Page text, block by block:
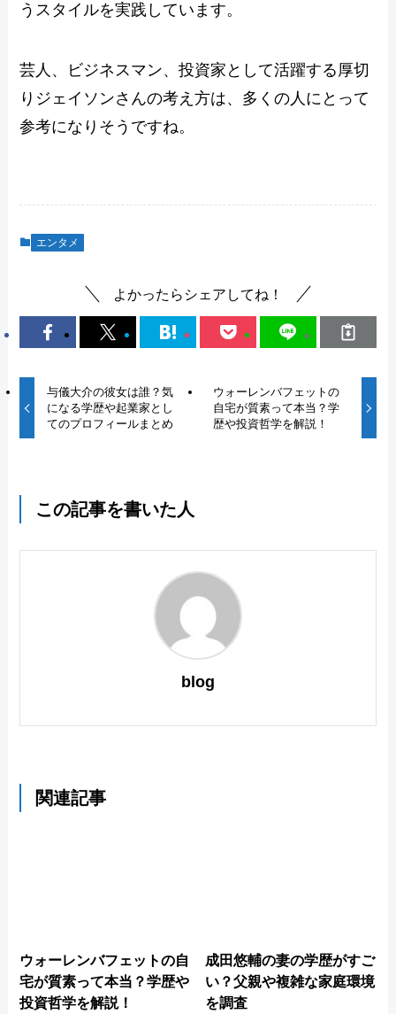
うスタイルを実践しています。
芸人、ビジネスマン、投資家として活躍する厚切
りジェイソンさんの考え方は、多くの人にとって
参考になりそうですね。
エンタメ
よかったらシェアしてね！
与儀大介の彼女は誰？気
になる学歴や起業家とし
てのプロフィールまとめ
ウォーレンバフェットの
自宅が質素って本当？学
歴や投資哲学を解説！
この記事を書いた人
blog
関連記事
ウォーレンバフェットの自
宅が質素って本当？学歴や
投資哲学を解説！
成田悠輔の妻の学歴がすご
い？父親や複雑な家庭環境
を調査